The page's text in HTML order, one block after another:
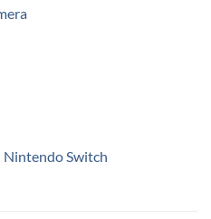
Nintendo Switch